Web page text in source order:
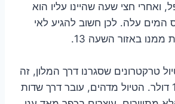
ואחרי חצי שעה שהיינו עליו הוא
המים עלה. לכן חשוב להגיע לאי
באזור השעה 13.
טרקטרונים שסגרנו דרך המלון, זה
עלה לנו ביחד 120 דולר. הטיול מדהים, עובר דרך שדות